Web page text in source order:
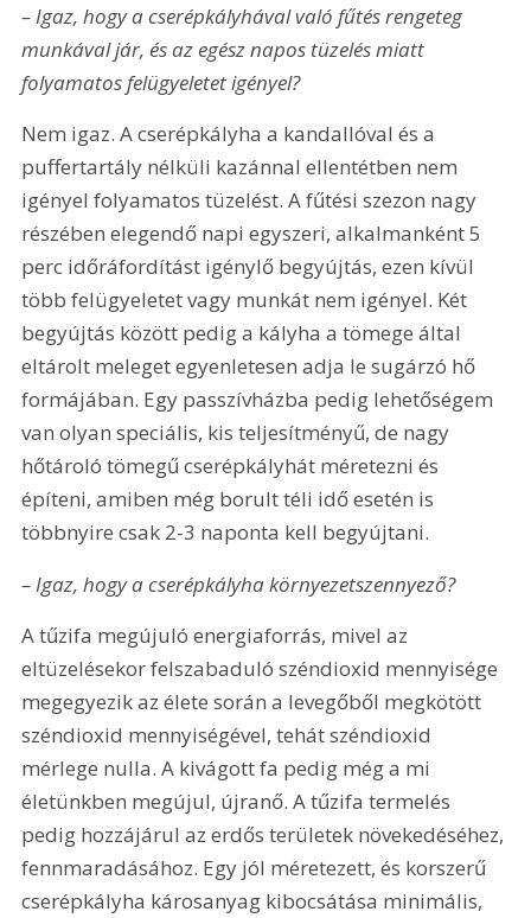
– Igaz, hogy a cserépkályhával való fűtés rengeteg
munkával jár, és az egész napos tüzelés miatt
folyamatos felügyeletet igényel?
Nem igaz. A cserépkályha a kandallóval és a
puffertartály nélküli kazánnal ellentétben nem
igényel folyamatos tüzelést. A fűtési szezon nagy
részében elegendő napi egyszeri, alkalmanként 5
perc időráfordítást igénylő begyújtás, ezen kívül
több felügyeletet vagy munkát nem igényel. Két
begyújtás között pedig a kályha a tömege által
eltárolt meleget egyenletesen adja le sugárzó hő
formájában. Egy passzívházba pedig lehetőségem
van olyan speciális, kis teljesítményű, de nagy
hőtároló tömegű cserépkályhát méretezni és
építeni, amiben még borult téli idő esetén is
többnyire csak 2-3 naponta kell begyújtani.
– Igaz, hogy a cserépkályha környezetszennyező?
A tűzifa megújuló energiaforrás, mivel az
eltüzelésekor felszabaduló széndioxid mennyisége
megegyezik az élete során a levegőből megkötött
széndioxid mennyiségével, tehát széndioxid
mérlege nulla. A kivágott fa pedig még a mi
életünkben megújul, újranő. A tűzifa termelés
pedig hozzájárul az erdős területek növekedéséhez,
fennmaradásához. Egy jól méretezett, és korszerű
cserépkályha károsanyag kibocsátása minimális,